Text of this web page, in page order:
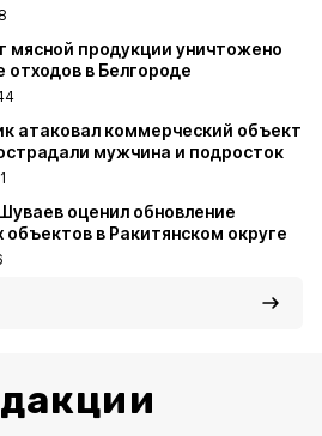
мясной продукции уничтожено
отходов в Белгороде
атаковал коммерческий объект
мужчина и подросток
оценил обновление
объектов в Ракитянском округе